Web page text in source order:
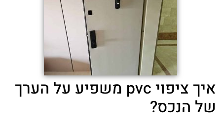
איך ציפוי pvc משפיע על הערך
של הנכס?